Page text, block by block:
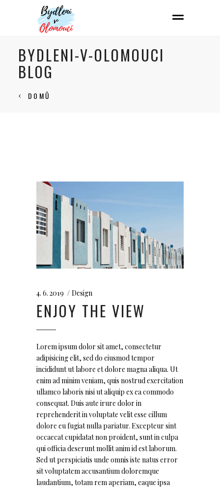
BYDLENI-V-OLOMOUCI
BLOG
DOMŮ
4. 6. 2019 Design
ENJOY THE VIEW
Lorem ipsum dolor sit amet, consectetur
adipisicing elit, sed do eiusmod tempor
incididunt ut labore et dolore magna aliqua. Ut
enim ad minim veniam, quis nostrud exercitation
ullamco laboris nisi ut aliquip ex ea commodo
consequat. Duis aute irure dolor in
reprehenderit in voluptate velit esse cillum
dolore eu fugiat nulla pariatur. Excepteur sint
occaecat cupidatat non proident, sunt in culpa
qui officia deserunt mollit anim id est laborum.
Sed ut perspiciatis unde omnis iste natus error
sit voluptatem accusantium doloremque
laudantium, totam rem aperiam, eaque ipsa